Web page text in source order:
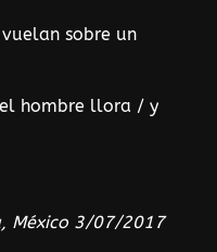
sobre un
hombre llora / y
México 3/07/2017